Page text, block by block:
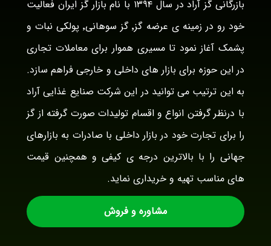
بازرگانی گز آراد در سال ۱۳۹۴ با نام بازار گز ایران فعالیت
خود رو در زمینه ی عرضه گز٬ گز سوهانی٬ پولکی نبات و
پشمک آغاز نمود تا مسیری هموار برای معاملات تجاری
در این حوزه برای بازار های داخلی و خارجی فراهم سازد.
به این ترتیب می توانید در این شرکت صنایع غذایی آراد
با درنظر گرفتن انواع و اقسام تولیدات صورت گرفته از گز
را برای تجارت خود در بازار داخلی با صادرات به بازارهای
جهانی را با بالاترین درجه ی کیفی و همچنین قیمت
های مناسب تهیه و خریداری نماید.
مشاوره و فروش